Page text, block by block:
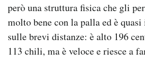
però una struttura fisica che gli
molto bene con la palla ed è
sulle brevi distanze: è alto 196
113 chili, ma è veloce e riesce a